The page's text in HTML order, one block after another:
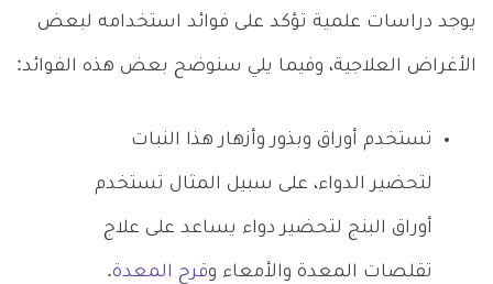
يوجد دراسات علمية تؤكد على فوائد استخدامه لبعض
الأغراض العلاجية، وفيما يلي سنوضح بعض هذه الفوائد:
تستخدم أوراق وبذور وأزهار هذا النبات
لتحضير الدواء، على سبيل المثال تستخدم
أوراق البنج لتحضير دواء يساعد على علاج
تقلصات المعدة والأمعاء وقرح المعدة.